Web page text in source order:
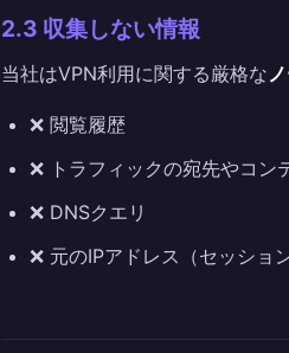
2.3 収集しない情報
当社はVPN利用に関する厳格な
❌ 閲覧履歴
❌ トラフィックの宛先やコン
❌ DNSクエリ
❌ 元のIPアドレス（セッショ